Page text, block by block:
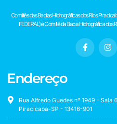
Comitês das Bacias Hidrográficas dos Rios
FEDERAL) e Comitê da Bacia Hidrográfica dos
Endereço
Rua Alfredo Guedes nº 1949 - Sala
Piracicaba-SP - 13416-901